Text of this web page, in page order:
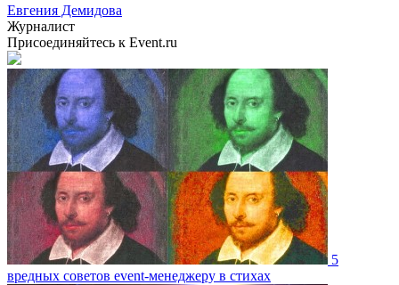
Евгения Демидова
Журналист
Присоединяйтесь к Event.ru
5
вредных советов event-менеджеру в стихах